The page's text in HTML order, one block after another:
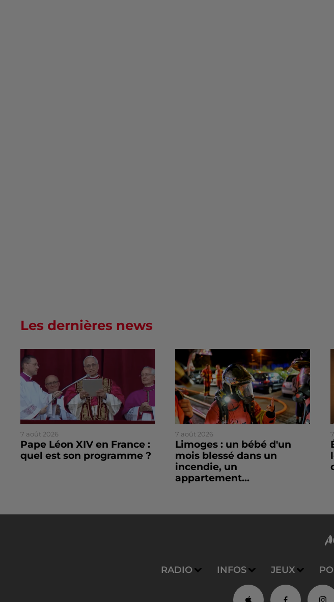
Les dernières news
7 août 2026
Pape Léon XIV en France :
quel est son programme ?
7 août 2026
Limoges : un bébé d'un
mois blessé dans un
incendie, un
appartement...
RADIO INFOS JEUX